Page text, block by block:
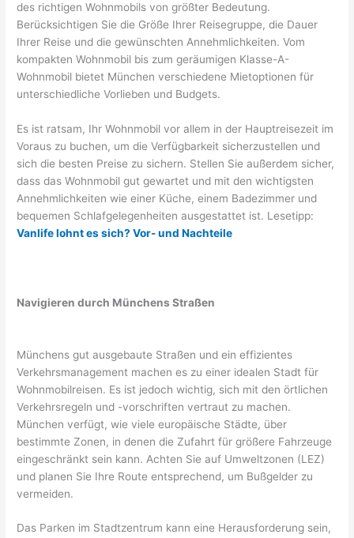
des richtigen Wohnmobils von größter Bedeutung.
Berücksichtigen Sie die Größe Ihrer Reisegruppe, die Dauer
Ihrer Reise und die gewünschten Annehmlichkeiten. Vom
kompakten Wohnmobil bis zum geräumigen Klasse-A-
Wohnmobil bietet München verschiedene Mietoptionen für
unterschiedliche Vorlieben und Budgets.
Es ist ratsam, Ihr Wohnmobil vor allem in der Hauptreisezeit im
Voraus zu buchen, um die Verfügbarkeit sicherzustellen und
sich die besten Preise zu sichern. Stellen Sie außerdem sicher,
dass das Wohnmobil gut gewartet und mit den wichtigsten
Annehmlichkeiten wie einer Küche, einem Badezimmer und
bequemen Schlafgelegenheiten ausgestattet ist. Lesetipp:
Vanlife lohnt es sich? Vor- und Nachteile
Navigieren durch Münchens Straßen
Münchens gut ausgebaute Straßen und ein effizientes
Verkehrsmanagement machen es zu einer idealen Stadt für
Wohnmobilreisen. Es ist jedoch wichtig, sich mit den örtlichen
Verkehrsregeln und -vorschriften vertraut zu machen.
München verfügt, wie viele europäische Städte, über
bestimmte Zonen, in denen die Zufahrt für größere Fahrzeuge
eingeschränkt sein kann. Achten Sie auf Umweltzonen (LEZ)
und planen Sie Ihre Route entsprechend, um Bußgelder zu
vermeiden.
Das Parken im Stadtzentrum kann eine Herausforderung sein,